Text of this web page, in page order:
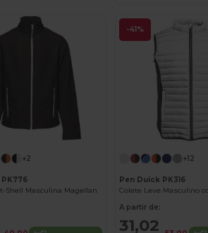
+2
Shell Masculina Magellan
-41%
+12
Pen Duick PK316
A partir de:
31,02